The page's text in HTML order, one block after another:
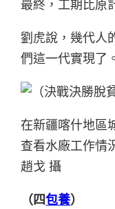
最終，工期比原
劉虎說，幾代人
們這一代實現了
在新疆喀什地區
查看水廠工作情
趙戈 攝
（四包養）